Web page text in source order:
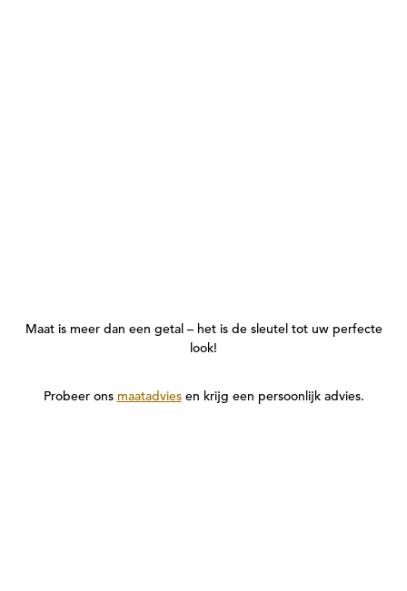
Maat is meer dan een getal – het is de sleutel tot uw perfecte
look!
Probeer ons maatadviesen krijg een persoonlijk advies.